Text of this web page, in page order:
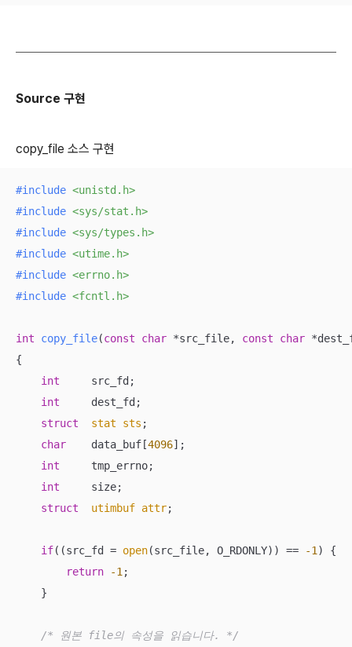
Source 구현
copy_file 소스 구현
#include <unistd.h>
#include <sys/stat.h>
#include <sys/types.h>
#include <utime.h>
#include <errno.h>
#include <fcntl.h>
int copy_file(const char *src_file, const char
{
int
     src_fd;
int
     dest_fd;
struct
stat sts ;
char
    data_buf[
4096];
int
     tmp_errno;
int
     size;
struct
utimbuf attr;
if((src_fd = open(src_file, O_RDONLY)) == -1 ) {
return
-1 ;
    }
/* 원본 file의 속성을 읽습니다. */